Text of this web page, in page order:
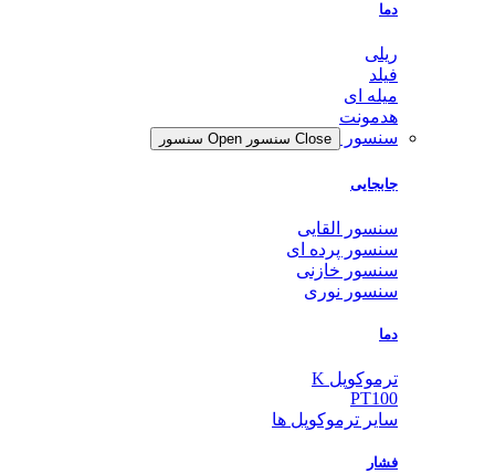
دما
ریلی
فیلد
میله ای
هدمونت
سنسور
Close سنسور Open سنسور
جابجایی
سنسور القایی
سنسور پرده ای
سنسور خازنی
سنسور نوری
دما
ترموکوپل K
PT100
سایر ترموکوپل ها
فشار